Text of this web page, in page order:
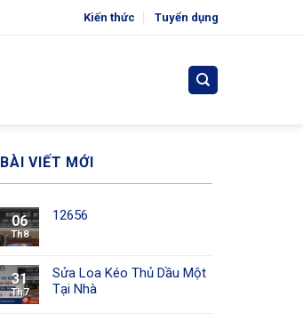
Kiến thức Tuyển dụng
BÀI VIẾT MỚI
06
Th8
12656
31
Th7
Sửa Loa Kéo Thủ Dầu Một
Tại Nhà